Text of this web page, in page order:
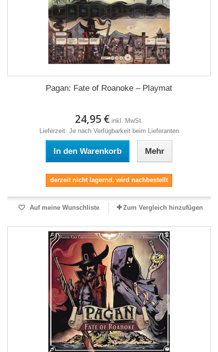
Pagan: Fate of Roanoke – Playmat
24,95 € inkl. MwSt.
Lieferzeit: Je nach Verfügbarkeit beim Lieferanten
In den Warenkorb Mehr
derzeit nicht lagernd, wird nachbestellt
Auf meine Wunschliste Zum Vergleich hinzufügen